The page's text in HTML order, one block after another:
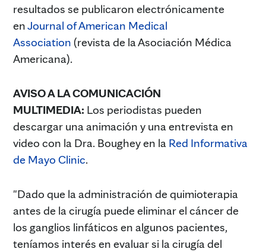
resultados se publicaron electrónicamente
enJournal of American Medical
Association (revista de la Asociación Médica
Americana).
AVISO A LA COMUNICACIÓN
MULTIMEDIA: Los periodistas pueden
descargar una animación y una entrevista en
video con la Dra. Boughey en la Red Informativa
de Mayo Clinic.
"Dado que la administración de quimioterapia
antes de la cirugía puede eliminar el cáncer de
los ganglios linfáticos en algunos pacientes,
teníamos interés en evaluar si la cirugía del